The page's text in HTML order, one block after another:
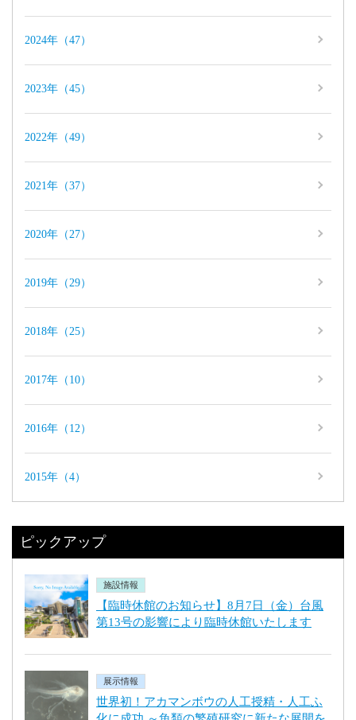
2024年（47）
2023年（45）
2022年（49）
2021年（37）
2020年（27）
2019年（29）
2018年（25）
2017年（10）
2016年（12）
2015年（4）
ピックアップ
施設情報
【臨時休館のお知らせ】8月7日（金）台風
第13号の影響により臨時休館いたします
展示情報
世界初！アカマンボウの人工授精・人工ふ